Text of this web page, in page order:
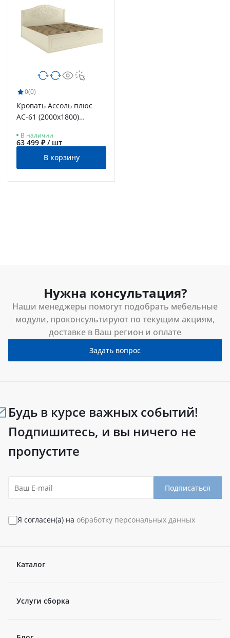
0(0)
Кровать Ассоль плюс
АС-61 (2000х1800)
В наличии
63 499 ₽ / шт
В корзину
Нужна консультация?
Наши менеджеры помогут подобрать мебельные
модули, проконсультируют по текущим акциям,
доставке в Ваш регион и оплате
Задать вопрос
Будь в курсе важных событий!
Подпишитесь, и вы ничего не
пропустите
Подписаться
Я согласен(а) на обработку персональных данных
Каталог
Услуги сборка